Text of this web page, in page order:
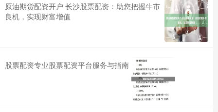
原油期货配资开户 长沙股票配资：助您把握牛市
良机，实现财富增值
股票配资专业股票配资平台服务与指南